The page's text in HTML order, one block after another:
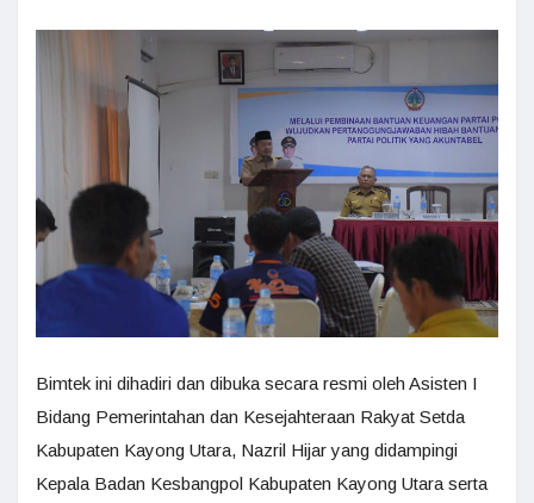
Bimtek ini dihadiri dan dibuka secara resmi oleh Asisten I
Bidang Pemerintahan dan Kesejahteraan Rakyat Setda
Kabupaten Kayong Utara, Nazril Hijar yang didampingi
Kepala Badan Kesbangpol Kabupaten Kayong Utara serta